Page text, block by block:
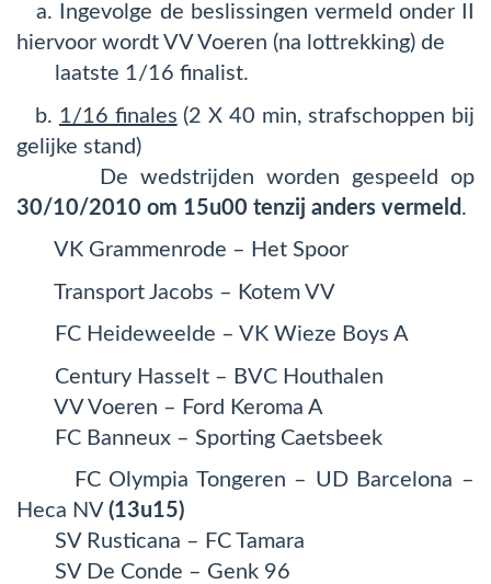
a. Ingevolge de beslissingen vermeld onder II
hiervoor wordt VV Voeren (na lottrekking) de
laatste 1/16 finalist.
b. 1/16 finales (2 X 40 min, strafschoppen bij
gelijke stand)
De wedstrijden worden gespeeld op
30/10/2010 om 15u00 tenzij anders vermeld .
VK Grammenrode – Het Spoor
Transport Jacobs – Kotem VV
FC Heideweelde – VK Wieze Boys A
Century Hasselt – BVC Houthalen
VV Voeren – Ford Keroma A
FC Banneux – Sporting Caetsbeek
FC Olympia Tongeren – UD Barcelona –
Heca NV (13u15)
SV Rusticana – FC Tamara
SV De Conde – Genk 96